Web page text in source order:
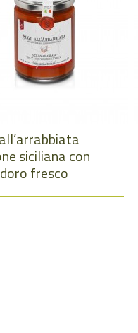
siciliana con
fresco